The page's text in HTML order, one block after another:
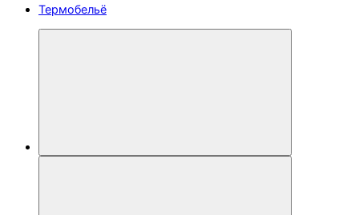
Термобельё